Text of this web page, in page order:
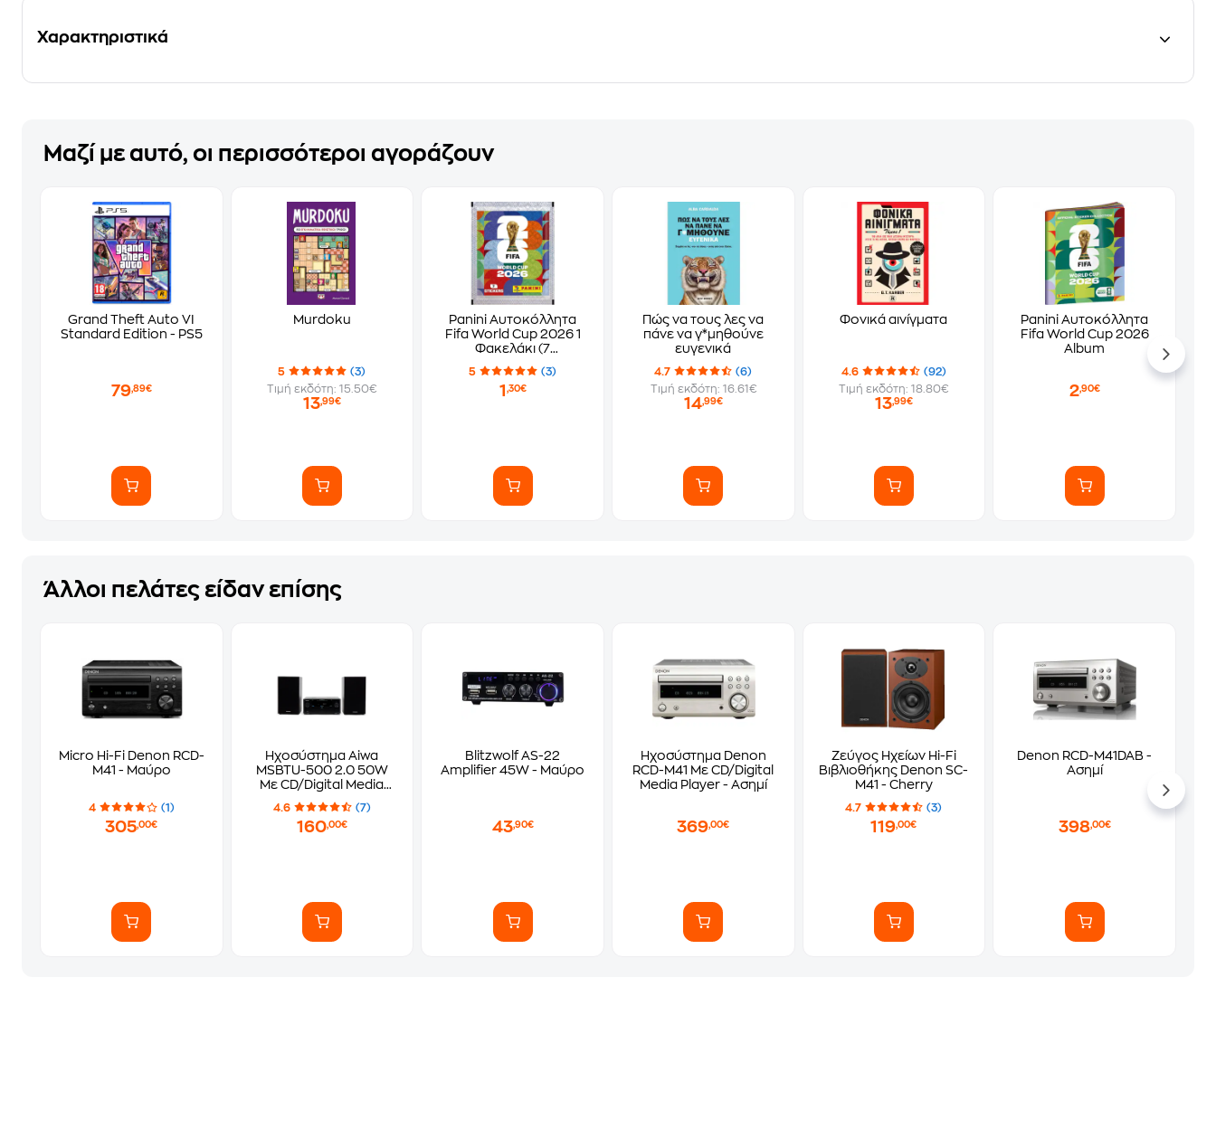
Χαρακτηριστικά
Μαζί με αυτό, οι περισσότεροι αγοράζουν
Grand Theft Auto VI
Standard Edition - PS5
79,89€
Murdoku
5
(3)
Τιμή εκδότη: 15.50€
13,99€
Panini Αυτοκόλλητα
Fifa World Cup 2026 1
Φακελάκι (7
5 (3)
1 ,30€
Πώς να τους λες να
πάνε να γ*μηθούνε
ευγενικά
4.7
(6)
Τιμή εκδότη: 16.61€
14,99€
Φονικά αινίγματα
4.6
(92)
Τιμή εκδότη: 18.80€
13,99€
Panini Αυτοκόλλητα
Fifa World Cup 2026
Album
2,90€
Άλλοι πελάτες είδαν επίσης
Micro Hi-Fi Denon RCD-
M41 - Μαύρο
4 (1)
305,00€
Ηχοσύστημα Aiwa
MSBTU-500 2.0 50W
Με CD/Digital Media
4.6 (7)
160,00€
Blitzwolf AS-22
Amplifier 45W - Μαύρο
43,90€
Ηχοσύστημα Denon
RCD-M41 Με CD/Digital
Media Player - Ασημί
369,00€
Ζεύγος Ηχείων Hi-Fi
Βιβλιοθήκης Denon SC-
M41 - Cherry
4.7 (3)
119,00€
Denon RCD-M41DAB -
Ασημί
398,00€